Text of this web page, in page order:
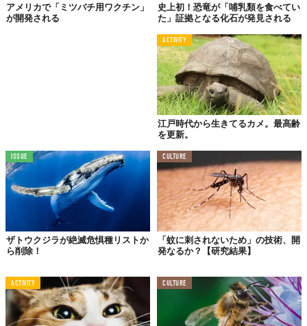
アメリカで「ミツバチ用ワクチン」
が開発される
史上初！恐竜が「哺乳類を食べてい
た」証拠となる化石が発見される
ACTIVITY
江戸時代から生きてるカメ。最高齢
を更新。
ISSUE
ザトウクジラが絶滅危惧種リストか
ら削除！
CULTURE
「蚊に刺されないため」の技術、開
発なるか？【研究結果】
ACTIVITY CULTURE